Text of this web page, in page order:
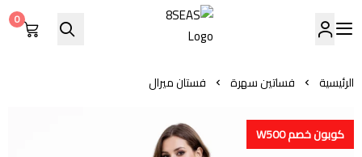
8SEAS
0
الرئيسية فساتين سهرة فستان ميرال
كوبون خصم W500